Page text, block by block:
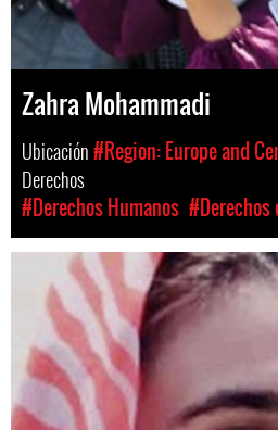
Zahra Mohammadi
Ubicación#Region: Europe and
Derechos
#Derechos Humanos #Derechos